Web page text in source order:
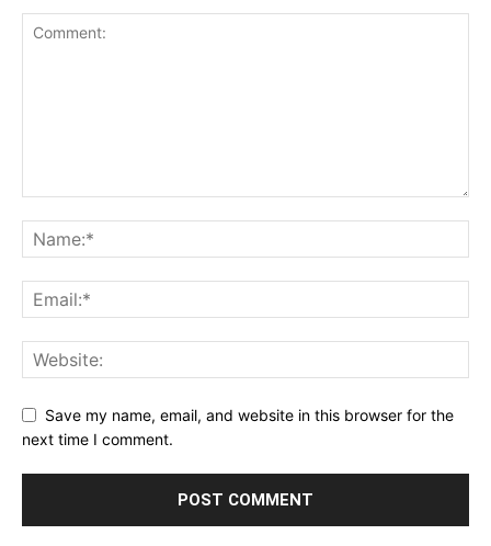
Save my name, email, and website in this browser for the
next time I comment.